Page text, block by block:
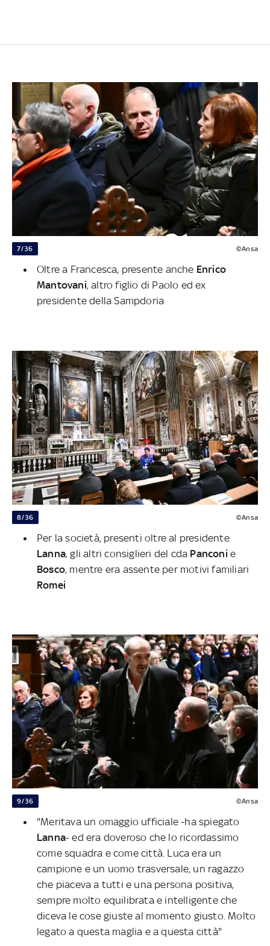
7/36 ©Ansa
Oltre a Francesca, presente anche Enrico
Mantovani, altro figlio di Paolo ed ex
presidente della Sampdoria
8/36 ©Ansa
Per la società, presenti oltre al presidente
Lanna, gli altri consiglieri del cda Panconie
Bosco, mentre era assente per motivi familiari
Romei
9/36 ©Ansa
"Meritava un omaggio ufficiale -ha spiegato
Lanna- ed era doveroso che lo ricordassimo
come squadra e come città. Luca era un
campione e un uomo trasversale, un ragazzo
che piaceva a tutti e una persona positiva,
sempre molto equilibrata e intelligente che
diceva le cose giuste al momento giusto. Molto
legato a questa maglia e a questa città"